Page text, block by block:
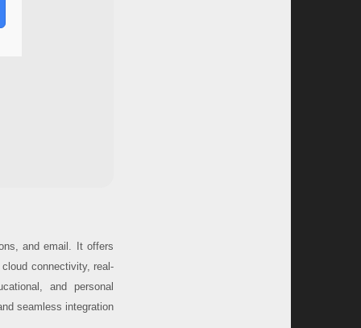
and email. It offers
connectivity, real-
and personal
seamless integration.